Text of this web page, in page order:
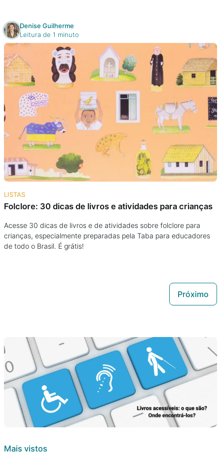
Denise Guilherme
Leitura de 1 minuto
LISTAS
Folclore: 30 dicas de livros e atividades para crianças
Acesse 30 dicas de livros e de atividades sobre folclore para
crianças, especialmente preparadas pela Taba para educadores
de todo o Brasil. É grátis!
Próximo
Mais vistos